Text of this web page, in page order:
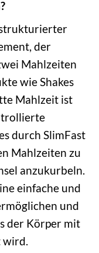
strukturierter
der
Mahlzeiten
wie Shakes
Mahlzeit ist
durch SlimFast
Mahlzeiten zu
anzukurbeln.
einfache und
und
der Körper mit
wird.